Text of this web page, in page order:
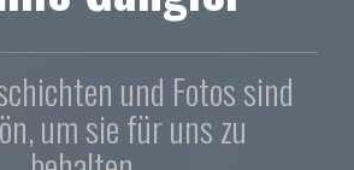
und Fotos sind
um sie für uns zu